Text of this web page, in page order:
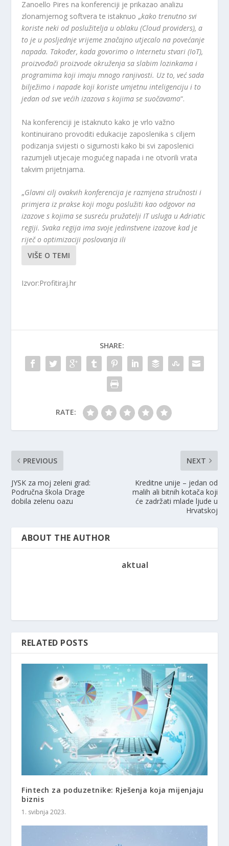
Zanoello Pires na konferenciji je prikazao analizu
zlonamjernog softvera te istaknuo „kako trenutno svi
koriste neki od poslužitelja u oblaku (Cloud providers), a
to je u posljednje vrijeme značajno utjecalo na povećanje
napada. Također, kada govorimo o Internetu stvari (IoT),
proizvođači proizvode okruženja sa slabim lozinkama i
programima koji imaju mnogo ranjivosti. Uz to, već sada
bilježimo i napade koji koriste umjetnu inteligenciju i to
jedan od sve većih izazova s kojima se suočavamo“.
Na konferenciji je istaknuto kako je vrlo važno
kontinuirano provoditi edukacije zaposlenika s ciljem
podizanja svijesti o sigurnosti kako bi svi zaposlenici
razumjeli utjecaje mogućeg napada i ne otvorili vrata
takvim prijetnjama.
„Glavni cilj ovakvih konferencija je razmjena stručnosti i
primjera iz prakse koji mogu poslužiti kao odgovor na
izazove s kojima se susreću pružatelji IT usluga u Adriatic
regiji. Svaka regija ima svoje jedinstvene izazove kad je
riječ o optimizaciji poslovanja ili
VIŠE O TEMI
Izvor:Profitiraj.hr
SHARE:
RATE:
PREVIOUS
JYSK za moj zeleni grad:
Područna škola Drage
dobila zelenu oazu
NEXT
Kreditne unije – jedan od
malih ali bitnih kotača koji
će zadržati mlade ljude u
Hrvatskoj
ABOUT THE AUTHOR
aktual
RELATED POSTS
Fintech za poduzetnike: Rješenja koja mijenjaju
biznis
1. svibnja 2023.